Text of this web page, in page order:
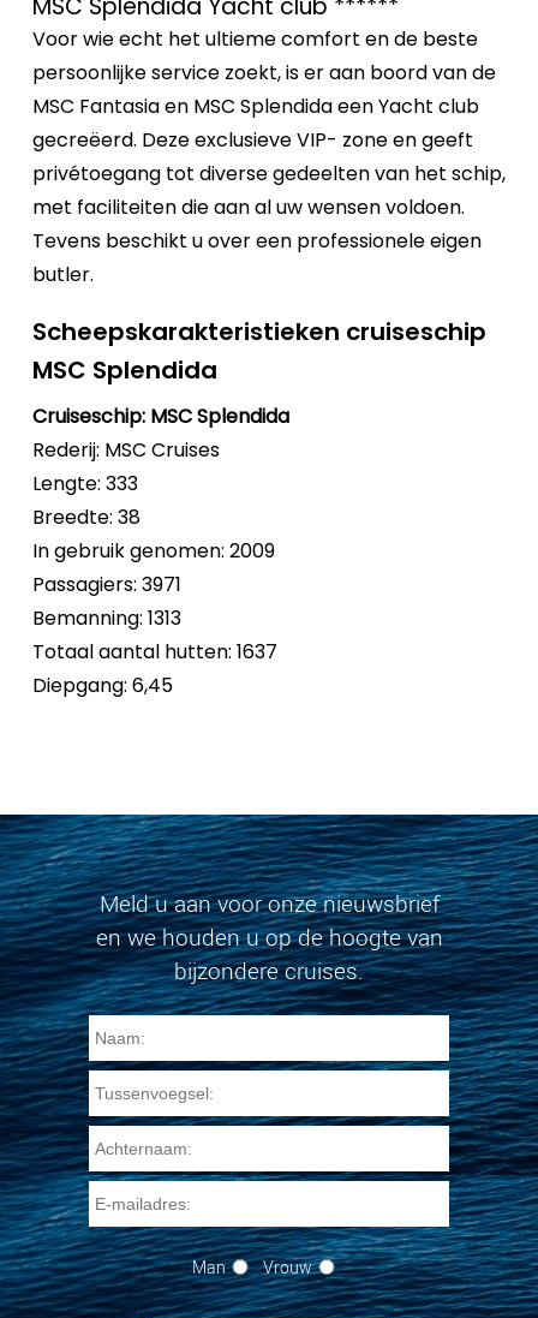
MSC Splendida Yacht club ******
Voor wie echt het ultieme comfort en de beste
persoonlijke service zoekt, is er aan boord van de
MSC Fantasia en MSC Splendida een Yacht club
gecreëerd. Deze exclusieve VIP- zone en geeft
privétoegang tot diverse gedeelten van het schip,
met faciliteiten die aan al uw wensen voldoen.
Tevens beschikt u over een professionele eigen
butler.
Scheepskarakteristieken cruiseschip
MSC Splendida
Cruiseschip: MSC Splendida
Rederij: MSC Cruises
Lengte: 333
Breedte: 38
In gebruik genomen: 2009
Passagiers: 3971
Bemanning: 1313
Totaal aantal hutten: 1637
Diepgang: 6,45
Meld u aan voor onze nieuwsbrief
en we houden u op de hoogte van
bijzondere cruises.
Man Vrouw